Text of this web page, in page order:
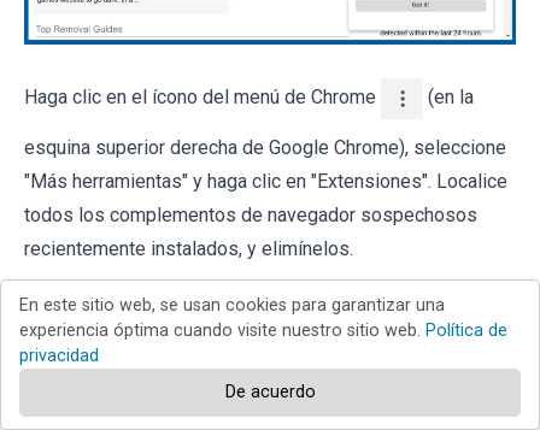
Haga clic en el ícono del menú de Chrome (en la
esquina superior derecha de Google Chrome), seleccione
"Más herramientas" y haga clic en "Extensiones". Localice
todos los complementos de navegador sospechosos
recientemente instalados, y elimínelos.
En este sitio web, se usan cookies para garantizar una
experiencia óptima cuando visite nuestro sitio web. Política de
privacidad
De acuerdo